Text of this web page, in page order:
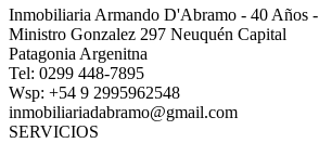
Inmobiliaria Armando D'Abramo - 40 Años -
Ministro Gonzalez 297 Neuquén Capital
Patagonia Argenitna
Tel: 0299 448-7895
Wsp: +54 9 2995962548
inmobiliariadabramo@gmail.com
SERVICIOS